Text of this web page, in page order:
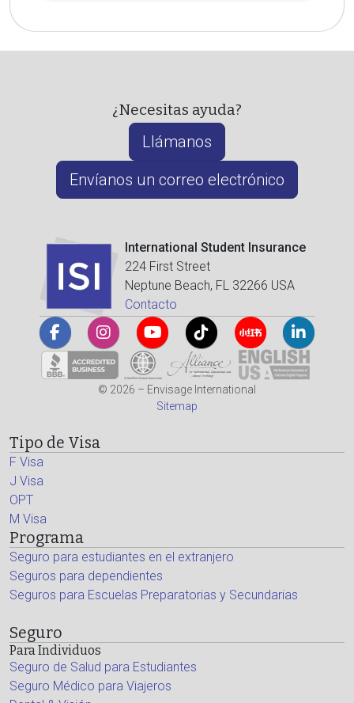
¿Necesitas ayuda?
Llámanos
Envíanos un correo electrónico
International Student Insurance
224 First Street
Neptune Beach, FL 32266 USA
Contacto
© 2026 – Envisage International
Sitemap
Tipo de Visa
F Visa
J Visa
OPT
M Visa
Programa
Seguro para estudiantes en el extranjero
Seguros para dependientes
Seguros para Escuelas Preparatorias y Secundarias
Seguro
Para Individuos
Seguro de Salud para Estudiantes
Seguro Médico para Viajeros